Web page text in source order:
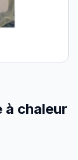
à chaleur